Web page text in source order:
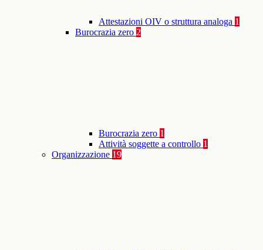
Attestazioni OIV o struttura analoga 1
Burocrazia zero 2
Burocrazia zero 1
Attività soggette a controllo 1
Organizzazione 19